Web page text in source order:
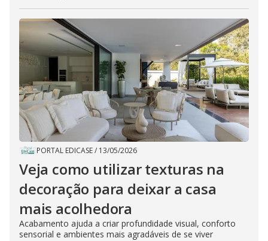
PORTAL EDICASE/ 13/05/2026
Veja como utilizar texturas na
decoração para deixar a casa
mais acolhedora
Acabamento ajuda a criar profundidade visual, conforto
sensorial e ambientes mais agradáveis de se viver